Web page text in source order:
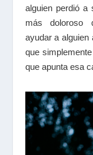
alguien perdió a
más doloroso
ayudar a alguien
que
que apunta esa